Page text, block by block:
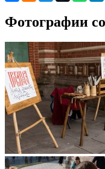
Фотографии